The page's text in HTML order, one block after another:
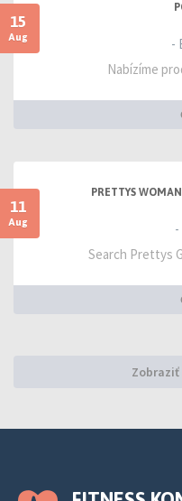
15
Aug -
Nabízíme
11
Aug
PRETTYS
Search Prettys
Zobraziť